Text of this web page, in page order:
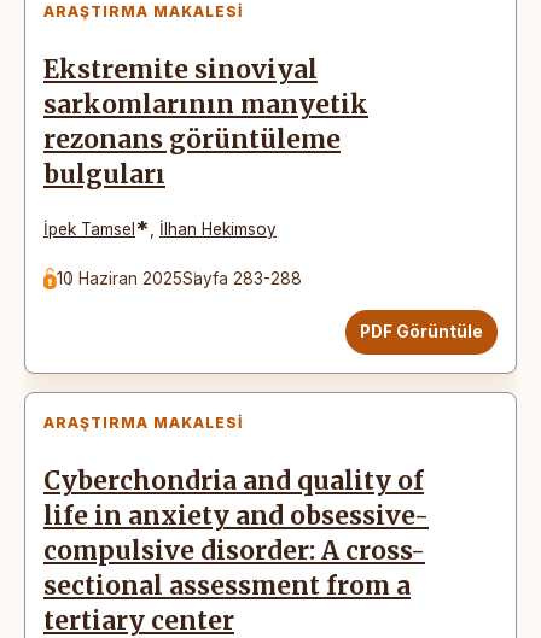
ARAŞTIRMA MAKALESI
Ekstremite sinoviyal
sarkomlarının manyetik
rezonans görüntüleme
bulguları
İpek Tamsel * İlhan Hekimsoy
10 Haziran 2025Sayfa 283-288
PDF Görüntüle
ARAŞTIRMA MAKALESI
Cyberchondria and quality of
life in anxiety and obsessive-
compulsive disorder: A cross-
sectional assessment from a
tertiary center